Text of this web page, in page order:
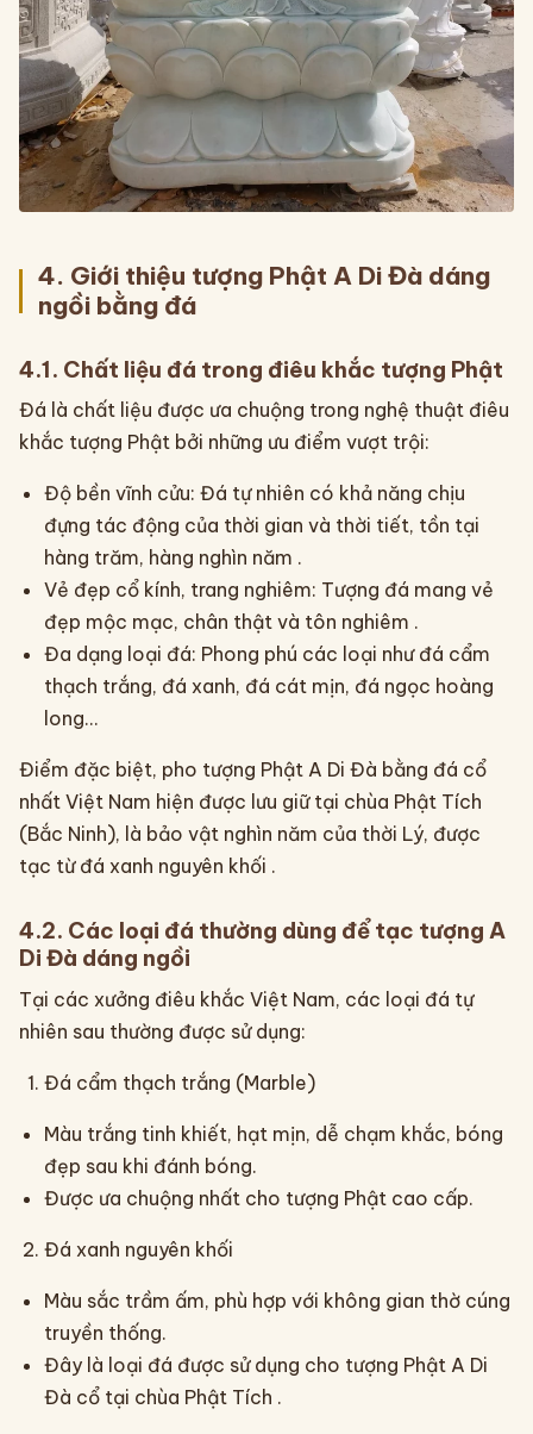
4. Giới thiệu tượng Phật A Di Đà dáng
ngồi bằng đá
4.1. Chất liệu đá trong điêu khắc tượng Phật
Đá là chất liệu được ưa chuộng trong nghệ thuật điêu
khắc tượng Phật bởi những ưu điểm vượt trội:
Độ bền vĩnh cửu: Đá tự nhiên có khả năng chịu
đựng tác động của thời gian và thời tiết, tồn tại
hàng trăm, hàng nghìn năm .
Vẻ đẹp cổ kính, trang nghiêm: Tượng đá mang vẻ
đẹp mộc mạc, chân thật và tôn nghiêm .
Đa dạng loại đá: Phong phú các loại như đá cẩm
thạch trắng, đá xanh, đá cát mịn, đá ngọc hoàng
long…
Điểm đặc biệt, pho tượng Phật A Di Đà bằng đá cổ
nhất Việt Nam hiện được lưu giữ tại chùa Phật Tích
(Bắc Ninh), là bảo vật nghìn năm của thời Lý, được
tạc từ đá xanh nguyên khối .
4.2. Các loại đá thường dùng để tạc tượng A
Di Đà dáng ngồi
Tại các xưởng điêu khắc Việt Nam, các loại đá tự
nhiên sau thường được sử dụng:
Đá cẩm thạch trắng (Marble)
Màu trắng tinh khiết, hạt mịn, dễ chạm khắc, bóng
đẹp sau khi đánh bóng.
Được ưa chuộng nhất cho tượng Phật cao cấp.
Đá xanh nguyên khối
Màu sắc trầm ấm, phù hợp với không gian thờ cúng
truyền thống.
Đây là loại đá được sử dụng cho tượng Phật A Di
Đà cổ tại chùa Phật Tích .